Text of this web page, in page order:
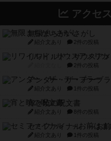
アクセ
無限まちがいさがし
紹介文あり 2件の投稿
リワイルド：サウスア
2件の投稿
アンダー・ザ・テーブ
紹介文あり 1件の投稿
宵と暁の呪文書
紹介文あり 8件の投稿
セミファイナル ～お前
紹介文あり 1件の投稿